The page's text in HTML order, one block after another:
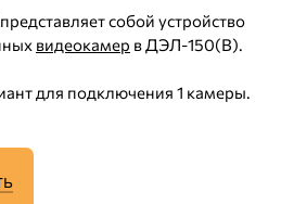
представляет собой устройство
видеокамер в ДЭЛ-150(В).
для подключения 1 камеры.